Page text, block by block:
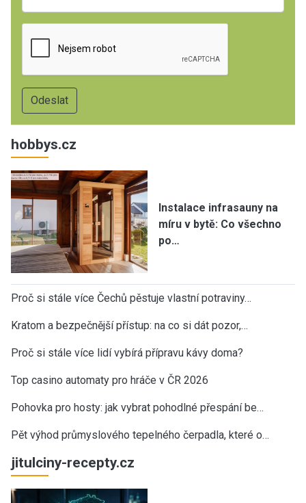
hobbys.cz
Instalace infrasauny na
míru v bytě: Co všechno
po…
Proč si stále více Čechů pěstuje vlastní potraviny…
Kratom a bezpečnější přístup: na co si dát pozor,…
Proč si stále více lidí vybírá přípravu kávy doma?
Top casino automaty pro hráče v ČR 2026
Pohovka pro hosty: jak vybrat pohodlné přespání be…
Pět výhod průmyslového tepelného čerpadla, které o…
jitulciny-recepty.cz